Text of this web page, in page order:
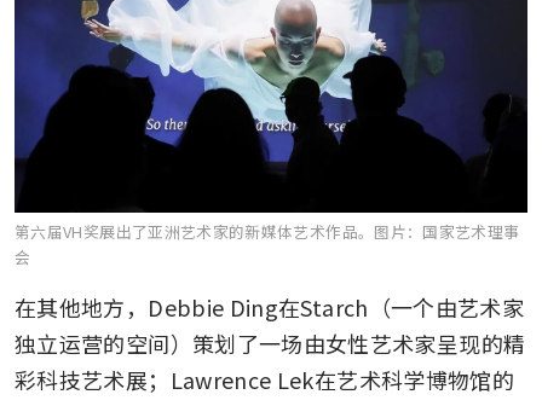
第六届VH奖展出了亚洲艺术家的新媒体艺术作品。 图片：国家艺术理事
会
在其他地方，Debbie Ding在Starch（一个由艺术家
独立运营的空间）策划了一场由女性艺术家呈现的精
彩科技艺术展；Lawrence Lek在艺术科学博物馆的